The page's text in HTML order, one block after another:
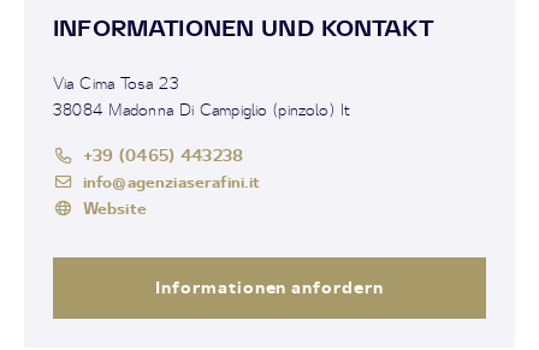
INFORMATIONEN UND KONTAKT
Via Cima Tosa 23
38084 Madonna Di Campiglio (pinzolo) It
+39 (0465) 443238
info@agenziaserafini.it
Website
Informationen anfordern